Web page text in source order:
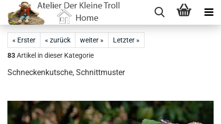
« Erster « zurück weiter »
Letzter »
83Artikel in dieser Kategorie
Schneckenkutsche, Schnittmuster